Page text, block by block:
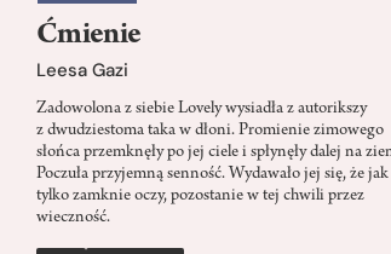
Ćmienie
Leesa Gazi
Zadowolona z siebie Lovely wysiadła z autorikszy
z dwudziestoma taka w dłoni. Promienie zimowego
słońca przemknęły po jej ciele i spłynęły dalej na
Poczuła przyjemną senność. Wydawało jej się, że jak
tylko zamknie oczy, pozostanie w tej chwili przez
wieczność.